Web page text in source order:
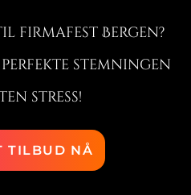
firmafest Bergen?
stemningen
stress!
TILBUD NÅ